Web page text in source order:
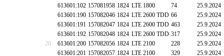
613601:102 157081958 1824 LTE 1800 74
25.9.2024
613601:190 157082046 1824 LTE 2600 TDD 66
25.9.2024
613601:191 157082047 1824 LTE 2600 TDD 463
25.9.2024
613601:192 157082048 1824 LTE 2600 TDD 317
25.9.2024
20
613601:200 157082056 1824 LTE 2100 228
25.9.2024
613601:201 157082057 1824 LTE 2100 329
25.9.2024